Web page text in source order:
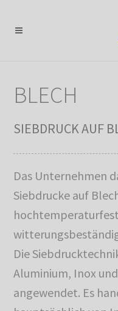
BLECH
SIEBDRUCK AUF
Das Unternehmen
Siebdrucke auf
Die
Aluminium, Inox
angewendet. Es